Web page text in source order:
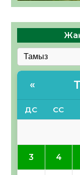
«
ДС СС
3 4